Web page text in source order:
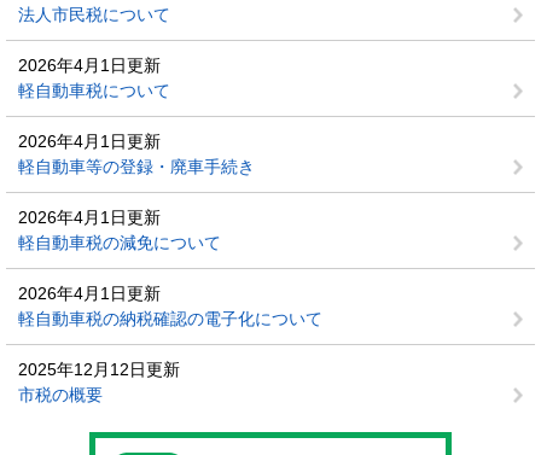
法人市民税について
2026年4月1日更新
軽自動車税について
2026年4月1日更新
軽自動車等の登録・廃車手続き
2026年4月1日更新
軽自動車税の減免について
2026年4月1日更新
軽自動車税の納税確認の電子化について
2025年12月12日更新
市税の概要